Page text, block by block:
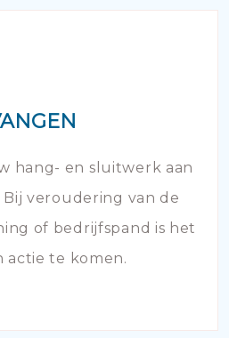
hang- en sluitwerk aan
veroudering van de
of bedrijfspand is het
actie te komen.